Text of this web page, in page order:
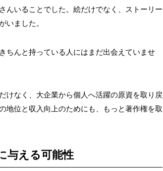
んいることでした。絵だけでなく、ストーリー
いました。
ちんと持っている人にはまだ出会えていませ
けなく、大企業から個人へ活躍の原資を取り戻
地位と収入向上のためにも、もっと著作権を取
与える可能性